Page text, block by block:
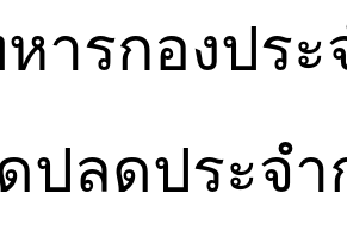
ารกองปร
ปลดประจ